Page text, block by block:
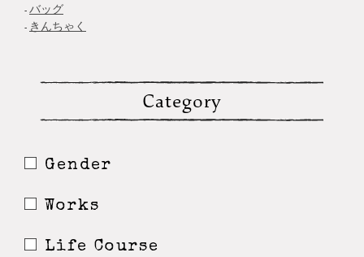
バッグ
きんちゃく
Category
Gender
Works
Life Course